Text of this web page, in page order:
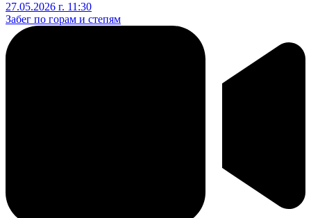
27.05.2026 г. 11:30
Забег по горам и степям